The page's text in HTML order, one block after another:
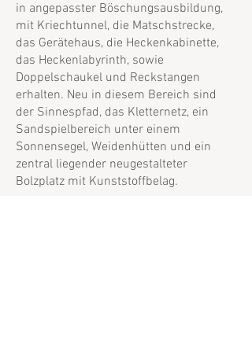
in angepasster Böschungsausbildung,
mit Kriechtunnel, die Matschstrecke,
das Gerätehaus, die Heckenkabinette,
das Heckenlabyrinth, sowie
Doppelschaukel und Reckstangen
erhalten. Neu in diesem Bereich sind
der Sinnespfad, das Kletternetz, ein
Sandspielbereich unter einem
Sonnensegel, Weidenhütten und ein
zentral liegender neugestalteter
Bolzplatz mit Kunststoffbelag.